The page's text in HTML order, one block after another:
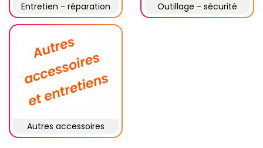
Entretien - réparation Outillage - sécurité
Autres accessoires